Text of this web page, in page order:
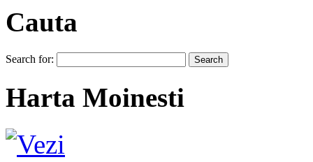
Cauta
Search for:
Harta Moinesti